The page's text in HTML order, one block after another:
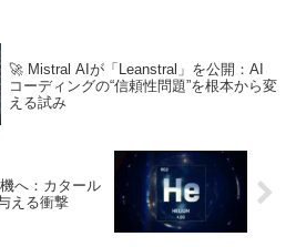
🚀 Mistral AIが「Leanstral」を公開：AI
コーディングの“信頼性問題”を根本から変
える試み
へ：カタール
える衝撃